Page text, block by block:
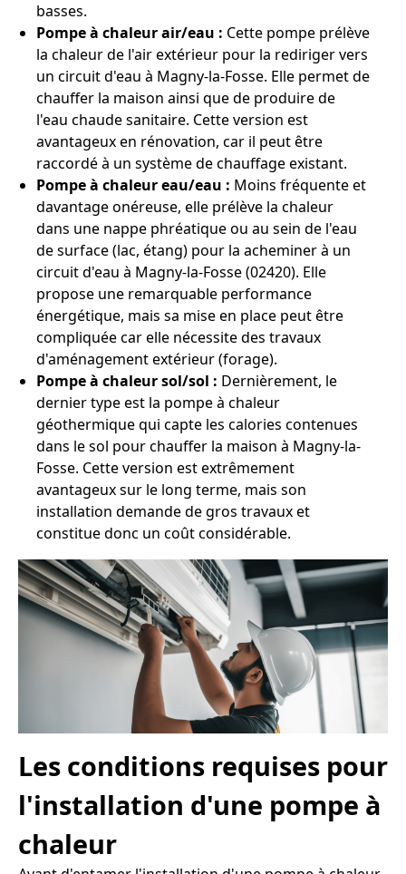
basses.
Pompe à chaleur air/eau : Cette pompe prélève
la chaleur de l'air extérieur pour la rediriger vers
un circuit d'eau à Magny-la-Fosse. Elle permet de
chauffer la maison ainsi que de produire de
l'eau chaude sanitaire. Cette version est
avantageux en rénovation, car il peut être
raccordé à un système de chauffage existant.
Pompe à chaleur eau/eau : Moins fréquente et
davantage onéreuse, elle prélève la chaleur
dans une nappe phréatique ou au sein de l'eau
de surface (lac, étang) pour la acheminer à un
circuit d'eau à Magny-la-Fosse (02420). Elle
propose une remarquable performance
énergétique, mais sa mise en place peut être
compliquée car elle nécessite des travaux
d'aménagement extérieur (forage).
Pompe à chaleur sol/sol : Dernièrement, le
dernier type est la pompe à chaleur
géothermique qui capte les calories contenues
dans le sol pour chauffer la maison à Magny-la-
Fosse. Cette version est extrêmement
avantageux sur le long terme, mais son
installation demande de gros travaux et
constitue donc un coût considérable.
Les conditions requises pour
l'installation d'une pompe à
chaleur